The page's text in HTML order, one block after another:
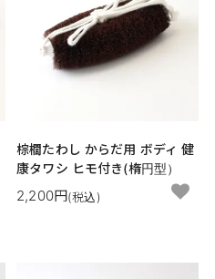
棕櫚たわし からだ用 ボディ 健
康タワシ ヒモ付き(楕円型）
2,200円(税込)